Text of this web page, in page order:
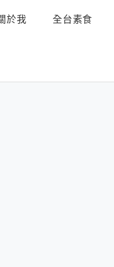
於我 全台素食